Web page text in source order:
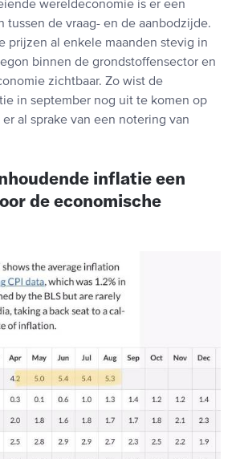
wereldeconomie is er een
tussen de vraag- en de aanbodzijde.
prijzen al enkele maanden stevig in
binnen de grondstoffensector en
zichtbaar. Zo wist de
in september nog uit te komen op
er al sprake van een notering van
inflatie een
de economische